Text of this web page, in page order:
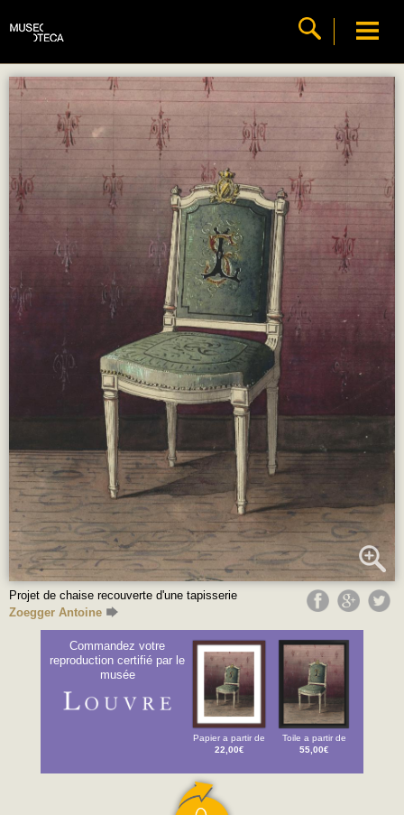
Projet de chaise recouverte d'une tapisserie
Zoegger Antoine
Commandez votre
reproduction certifié par le
musée
Papier a partir de
22,00€
Toile a partir de
55,00€